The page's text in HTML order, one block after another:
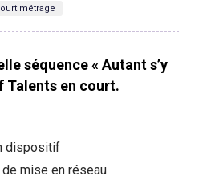
métrage
séquence « Autant s’y
Talents en court.
dispositif
de mise en réseau